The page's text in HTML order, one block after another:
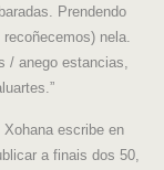
Prendendo
nela.
/ anego estancias,
escribe en
a finais dos 50,